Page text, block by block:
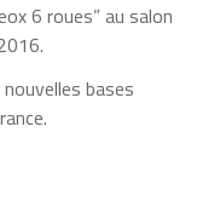
6 roues” au salon
bases